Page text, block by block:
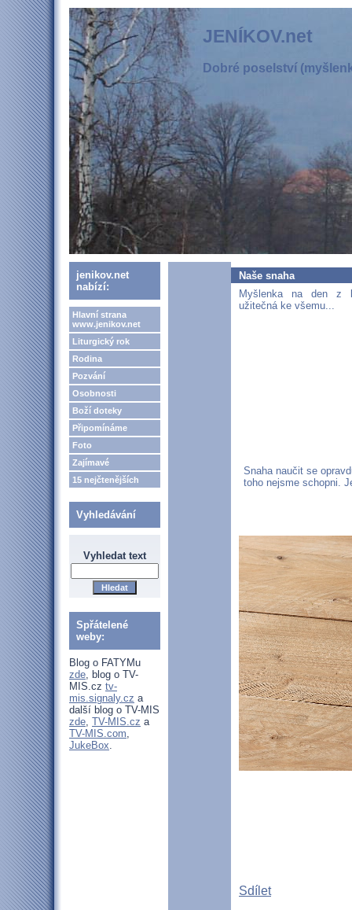
JENÍKOV.net
Dobré poselství
jenikov.net
nabízí:
Hlavní strana
www.jenikov.net
Liturgický rok
Rodina
Pozvání
Osobnosti
Boží doteky
Připomínáme
Foto
Zajímavé
15 nejčtenějších
Vyhledávání
Vyhledat text
Spřátelené
weby:
Blog o FATYMu
zde, blog o TV-
MIS.cz tv-
mis.signaly.cz a
další blog o TV-MIS
zde, TV-MIS.cz a
TV-MIS.com,
JukeBox.
Naše snaha
Myšlenka na den z
užitečná ke všemu...
Snaha naučit se
toho nejsme schopni.
Sdílet